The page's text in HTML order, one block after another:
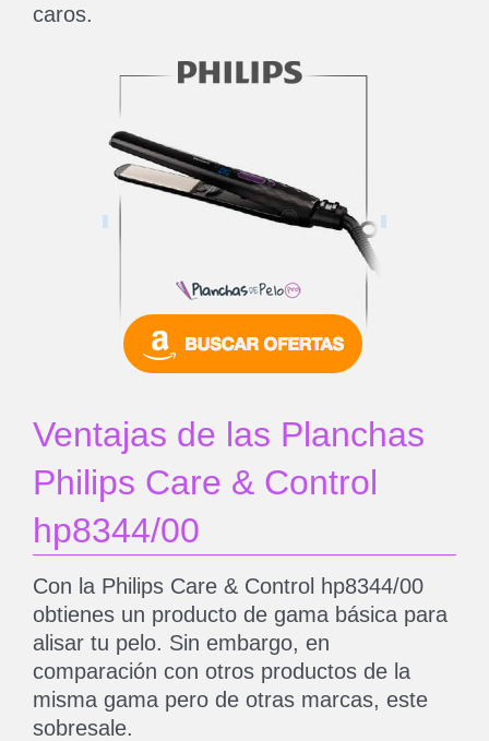
caros.
Ventajas de las Planchas
Philips Care & Control
hp8344/00
Con la Philips Care & Control hp8344/00
obtienes un producto de gama básica para
alisar tu pelo. Sin embargo, en
comparación con otros productos de la
misma gama pero de otras marcas, este
sobresale.